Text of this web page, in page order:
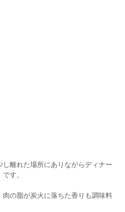
離れた場所にありながらディナー
す。
の脂が炭火に落ちた香りも調味料